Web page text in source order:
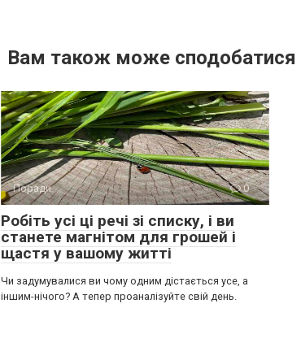
Вам також може сподобатися
Поради 0
Робіть усі ці речі зі списку, і ви
станете магнітом для грошей і
щастя у вашому житті
Чи задумувалися ви чому одним дістається усе, а
іншим-нічого? А тепер проаналізуйте свій день.